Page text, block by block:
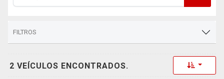
FILTROS
2 VEÍCULOS ENCONTRADOS. Toggle